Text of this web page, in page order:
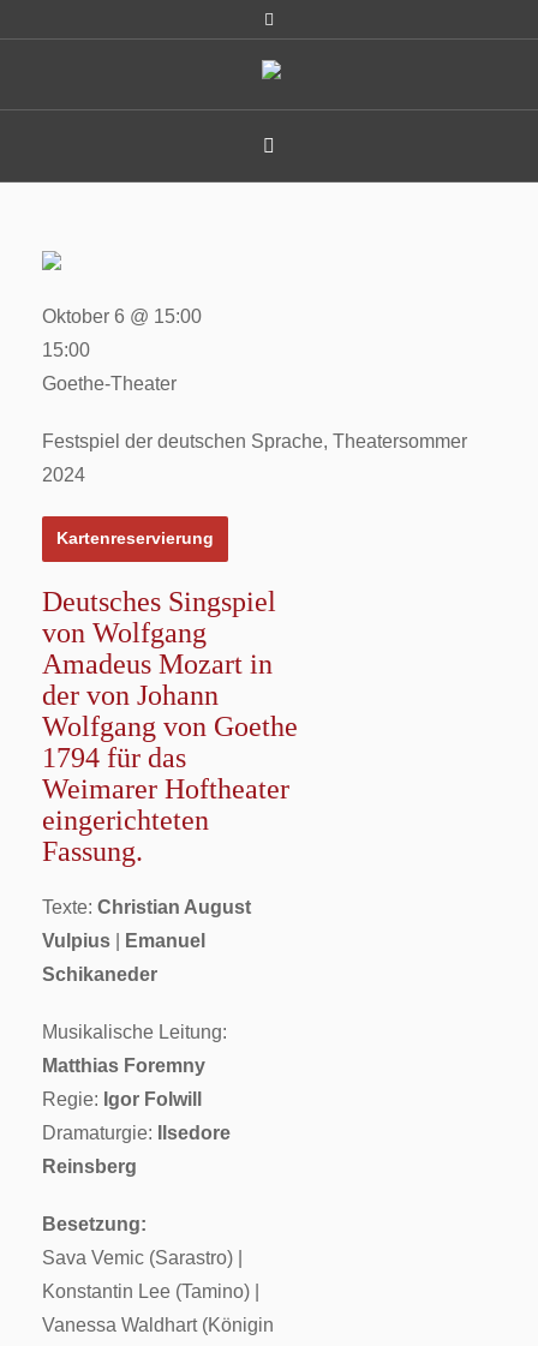
Deutsches Singspiel
von Wolfgang
Amadeus Mozart in
der von Johann
Wolfgang von Goethe
1794 für das
Weimarer Hoftheater
eingerichteten
Fassung.
Texte: Christian August
Vulpius
Emanuel
Schikaneder
Musikalische Leitung:
Matthias Foremny
Regie: Igor Folwill
Dramaturgie:
Ilsedore
Reinsberg
Besetzung:
Sava Vemic (Sarastro) |
Konstantin Lee (Tamino) |
Vanessa Waldhart (Königin
Oktober 6 @ 15:00
15:00
Goethe-Theater
Festspiel der deutschen Sprache, Theatersommer
2024
Kartenreservierung